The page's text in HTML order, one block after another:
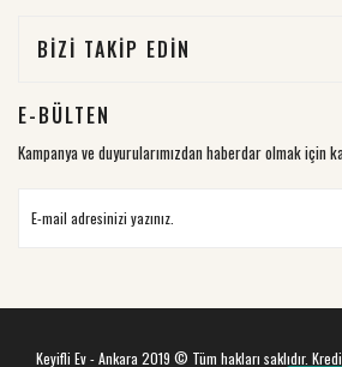
BİZİ TAKİP EDİN
E-BÜLTEN
Kampanya ve duyurularımızdan haberdar olmak için
Keyifli Ev - Ankara 2019 © Tüm hakları saklıdır.